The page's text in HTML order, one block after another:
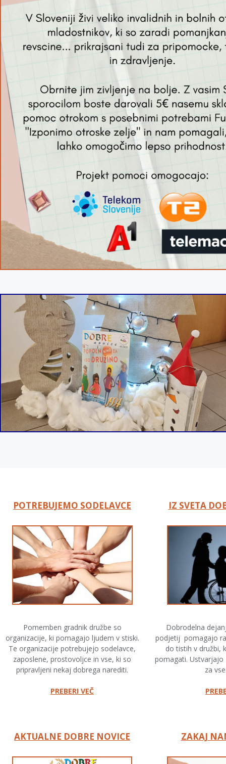
POTREBUJEMO SODELAVCE IZ SVETA
Pomemben gradnik družbe so
organizacije, ki pomagajo ljudem v stiski.
Te organizacije potrebujejo sodelavce,
zaposlene, prostovoljce in vse, ki so
pripravljeni nekaj dobrega narediti.
PREBERI VEČ
Dobrodelna
podjetij pomagajo
do tistih v družbi,
pomagati. Ustvarjajo
za
AKTUALNE DOBRE NOVICE ZAKAJ